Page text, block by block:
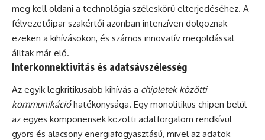
meg kell oldani a technológia széleskörű elterjedéséhez. A
félvezetőipar szakértői azonban intenzíven dolgoznak
ezeken a kihívásokon, és számos innovatív megoldással
álltak már elő.
Interkonnektivitás és adatsávszélesség
Az egyik legkritikusabb kihívás a chipletek közötti
kommunikációhatékonysága. Egy monolitikus chipen belül
az egyes komponensek közötti adatforgalom rendkívül
gyors és alacsony energiafogyasztású, mivel az adatok